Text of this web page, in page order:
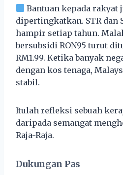
Bantuan kepada rakyat
dipertingkatkan. STR dan
hampir setiap tahun.
bersubsidi RON95 turut
RM1.99. Ketika banyak
dengan kos tenaga,
stabil.
Itulah refleksi sebuah
daripada semangat
Raja-Raja.
Dukungan Pas